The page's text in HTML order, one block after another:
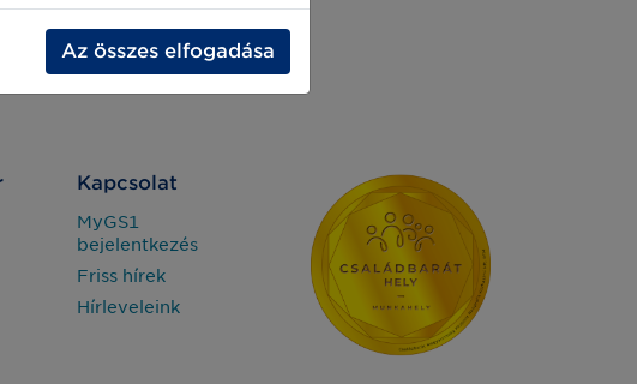
Kapcsolat
MyGS1
bejelentkezés
Friss hírek
Hírleveleink
Az összes elfogadása